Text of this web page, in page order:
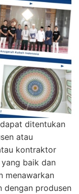
ditentukan
atau
kontraktor
baik dan
menawarkan
dengan produsen